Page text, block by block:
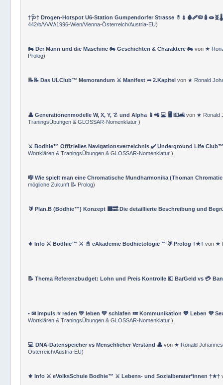
†🩺† Drogen-Hotspot U6-Station Gumpendorfer Strasse
442/b/VVW/1996-Wien/Vienna-Österreich/Austria-EU)
🏍 Der Mann und die Maschine 🏍 Geschichten & Charaktere 🏍 von ★
Prolog)
📝📝 Das ULClub™ Memorandum ⚔ Manifest ➦ 2.Kapitelvon ★ Ronald
👤 Generationenmodelle W, X, Y, ☡ und Alpha 📱📲 💻 🖥️ 💶🛋️ von ★ Ronald
TraningsÜbungen & GLOSSAR-Nomenklatur)
⚔️ Bodhie™ Offizielles Navigationsverzeichnis ✔️ Underground Life Club™
Wortklären & TraningsÜbungen & GLOSSAR-Nomenklatur)
🎼 Wie spielt man eine Chromatische Mundharmonika (Thoman
mögliche Zukunft 📝 Prolog)
🔰 Plan.B (Bodhie™) Konzept 🟪🔜 Die detaillierte Beschreibung und
⚜ Info ⚔ Bodhie™ ⚔ 📓 eAkademie Bodhietologie™ 🔰 Prolog †★†von ★
📝 Thema Referenzbudget: Lohn und Preis Kontrolle 💶 BarGeld vs 💳
• ✉ Impuls ⭐️ reden 💛 leben 💚 schlafen 💤 Kommunikation 💙 Leben 💜
Wortklären & TraningsÜbungen & GLOSSAR-Nomenklatur)
💻 DNA-Datenspeicher vs Menschlicher Verstand 👤 von ★ Ronald
Österreich/Austria-EU)
⚜ Info ⚔ eVolksSchule Bodhie™ ⚔ Lebens- und Sozialberater*innen †★†